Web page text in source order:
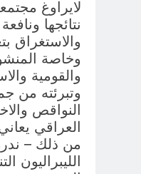
لايراوغ
نتائجها
والاستغراق
وخاصة
والقومية
وتبرئته من
النواقص
العراقي
من ذلك –
الليبراليون